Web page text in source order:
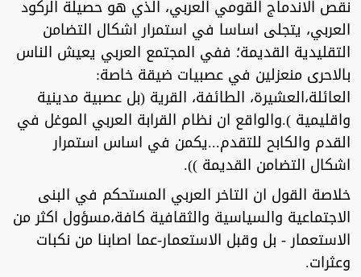
نقص الاندماج القومي العربي، الذي هو حصيلة الركود
العربي، يتجلى اساسا في استمرار اشكال التضامن
التقليدية القديمة؛ ففي المجتمع العربي يعيش الناس
بالاحرى منعزلين في عصبيات ضيقة خاصة:
العائلة،العشيرة، الطائفة، القرية (بل عصبية مدينية
واقليمية ).والواقع ان نظام القرابة العربي الموغل في
القدم والكابح للتقدم...يكمن في اساس استمرار
اشكال التضامن القديمة )).
خلاصة القول ان التاخر العربي المستحكم في البنى
الاجتماعية والسياسية والثقافية كافة،مسؤول اكثر من
الاستعمار - بل وقبل الاستعمار-عما اصابنا من نكبات
وعثرات.